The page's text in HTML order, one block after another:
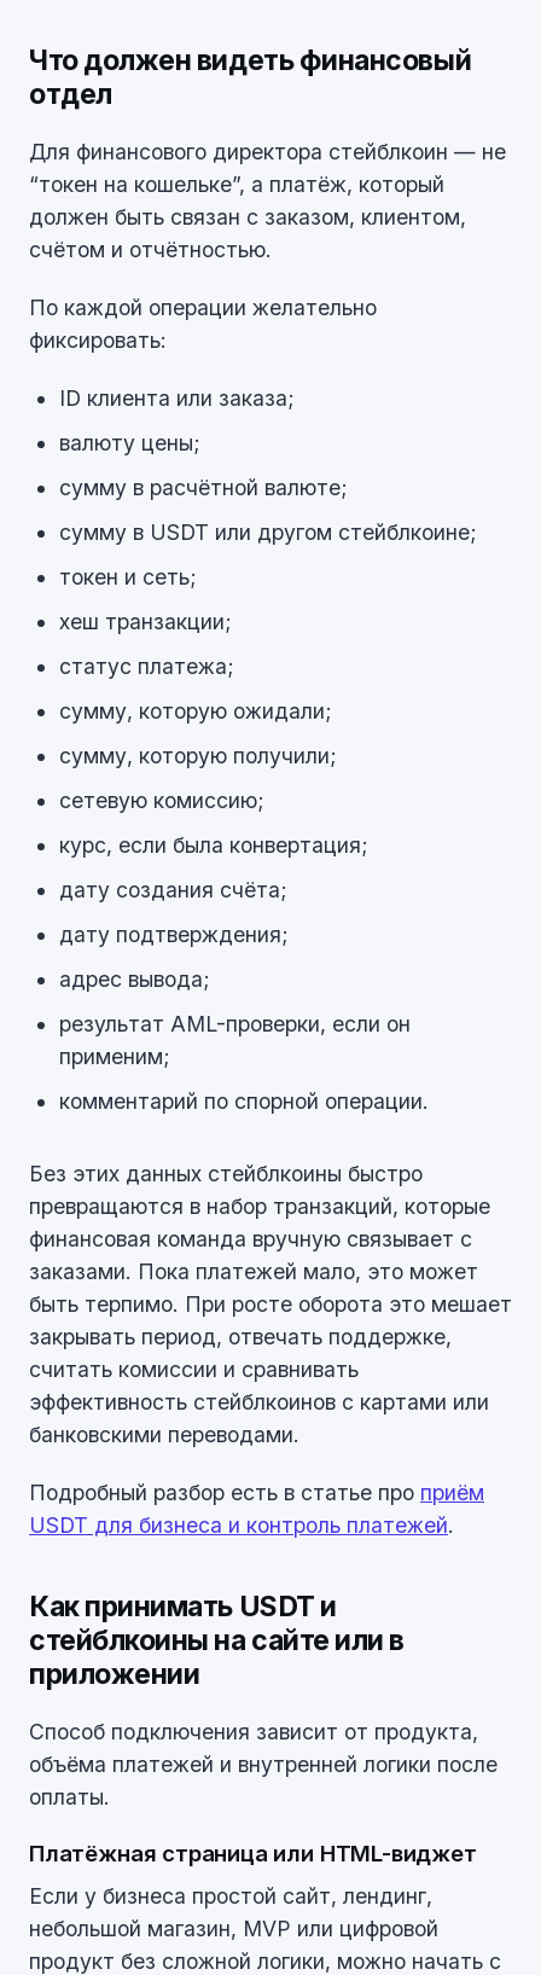
Что должен видеть финансовый
отдел
Для финансового директора стейблкоин — не
“токен на кошельке”, а платёж, который
должен быть связан с заказом, клиентом,
счётом и отчётностью.
По каждой операции желательно
фиксировать:
ID клиента или заказа;
валюту цены;
сумму в расчётной валюте;
сумму в USDT или другом стейблкоине;
токен и сеть;
хеш транзакции;
статус платежа;
сумму, которую ожидали;
сумму, которую получили;
сетевую комиссию;
курс, если была конвертация;
дату создания счёта;
дату подтверждения;
адрес вывода;
результат AML-проверки, если он
применим;
комментарий по спорной операции.
Без этих данных стейблкоины быстро
превращаются в набор транзакций, которые
финансовая команда вручную связывает с
заказами. Пока платежей мало, это может
быть терпимо. При росте оборота это мешает
закрывать период, отвечать поддержке,
считать комиссии и сравнивать
эффективность стейблкоинов с картами или
банковскими переводами.
Подробный разбор есть в статье про приём
USDT для бизнеса и контроль платежей.
Как принимать USDT и
стейблкоины на сайте или в
приложении
Способ подключения зависит от продукта,
объёма платежей и внутренней логики после
оплаты.
Платёжная страница или HTML-виджет
Если у бизнеса простой сайт, лендинг,
небольшой магазин, MVP или цифровой
продукт без сложной логики, можно начать с